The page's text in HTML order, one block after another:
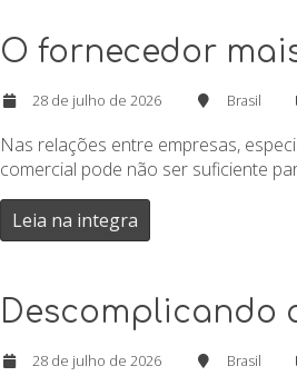
O fornecedor
28 de julho de 2026 Brasil
Nas relações entre empresas,
comercial pode não ser suficiente
Leia na integra
Descomplicando
28 de julho de 2026 Brasil